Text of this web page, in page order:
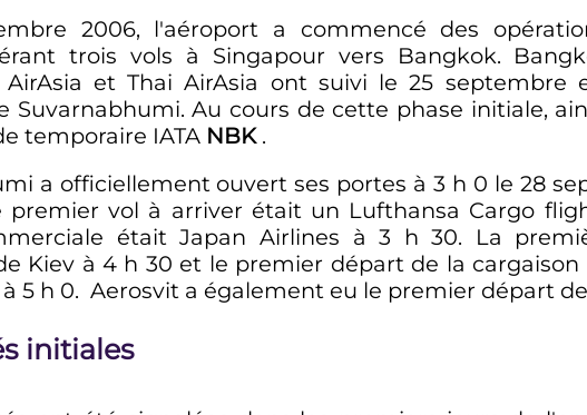
2006, l'aéroport a commencé des
trois vols à Singapour vers Bangkok.
AirAsia et Thai AirAsia ont suivi le 25
Suvarnabhumi. Au cours de cette phase initiale,
temporaire IATA NBK.
a officiellement ouvert ses portes à3 h 0 le 28
premier vol à arriver était un Lufthansa Cargo
était Japan Airlines à3 h 30. La
Kiev à 4 h 30 et le premier départ de la
5 h 0. Aerosvit a également eu le premier départ
initiales